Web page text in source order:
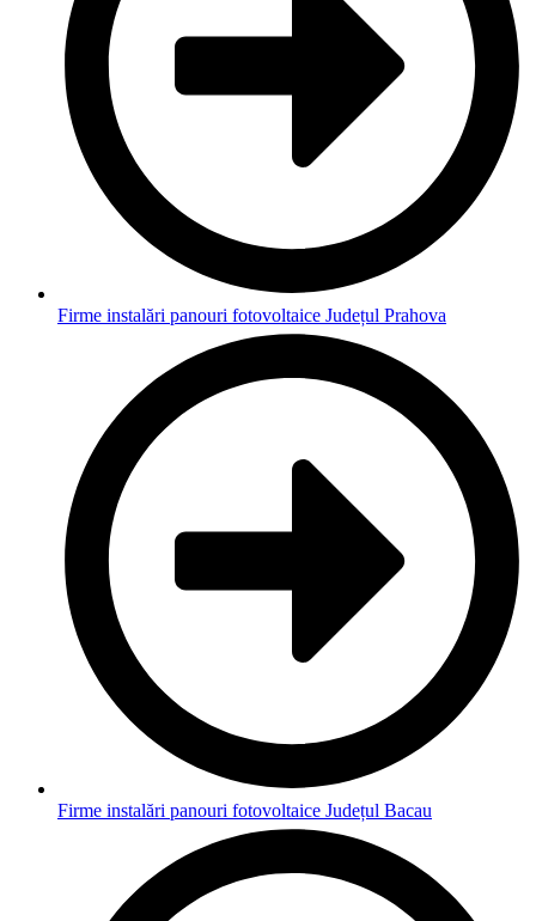
Firme instalări panouri fotovoltaice Județul Prahova
Firme instalări panouri fotovoltaice Județul Bacau